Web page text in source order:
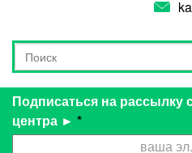
Форма поиска
Подписаться на рассылку
центра ► *